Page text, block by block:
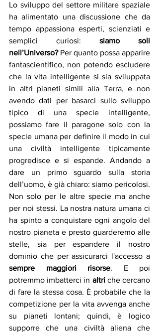
Lo sviluppo del settore militare spaziale
ha alimentato una discussione che da
tempo appassiona esperti, scienziati e
semplici curiosi: siamo soli
nell’Universo? Per quanto possa apparire
fantascientifico, non potendo escludere
che la vita intelligente si sia sviluppata
in altri pianeti simili alla Terra, e non
avendo dati per basarci sullo sviluppo
tipico di una specie intelligente,
possiamo fare il paragone solo con la
specie umana per definire il modo in cui
una civiltà intelligente tipicamente
progredisce e si espande. Andando a
dare un primo sguardo sulla storia
dell’uomo, è già chiaro: siamo pericolosi.
Non solo per le altre specie ma anche
per noi stessi. La nostra natura umana ci
ha spinto a conquistare ogni angolo del
nostro pianeta e presto guarderemo alle
stelle, sia per espandere il nostro
sempre maggiori risorse. E poi
potremmo imbatterci in altri che cercano
di fare la stessa cosa. È probabile che la
competizione per la vita avvenga anche
su pianeti lontani; quindi, è logico
supporre che una civiltà aliena che